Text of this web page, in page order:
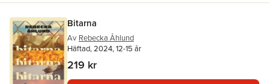
Bitarna
Av Rebecka Åhlund
Häftad, 2024, 12-15 år
219 kr